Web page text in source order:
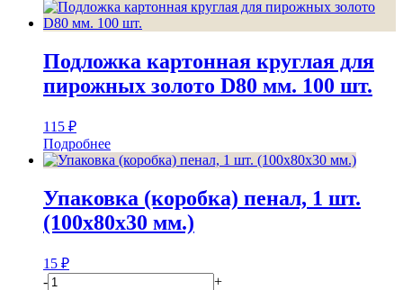
Подложка картонная круглая для
пирожных золото D80 мм. 100 шт.
115 ₽
Подробнее
Упаковка (коробка) пенал, 1 шт.
(100х80х30 мм.)
15 ₽
-
+